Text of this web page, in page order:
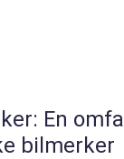
En
bilmerker